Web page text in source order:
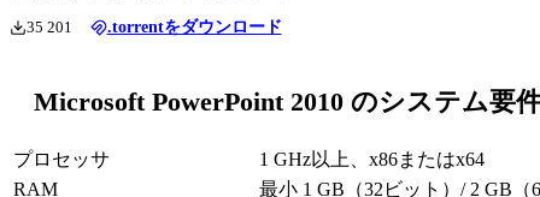
35 201 .torrentをダウンロード
Microsoft PowerPoint 2010 のシステム要
プロセッサ
1 GHz以上、x86またはx64
RAM
最小 1 GB（32ビット）/ 2 GB